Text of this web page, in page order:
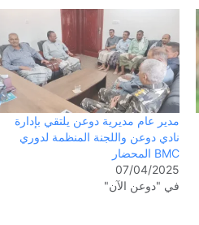
مدير عام مديرية دوعن يلتقي بإدارة
نادي دوعن واللجنة المنظمة لدوري
BMC المحضار
07/04/2025
في "دوعن الآن"